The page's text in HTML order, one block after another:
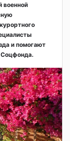
военной
и помогают
Соцфонда.